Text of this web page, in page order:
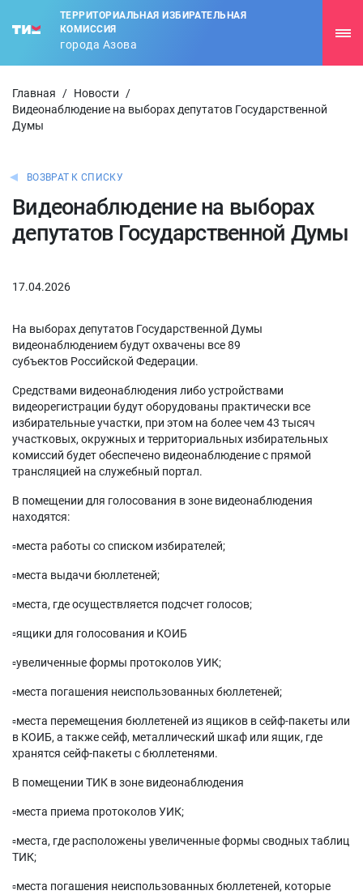
ТЕРРИТОРИАЛЬНАЯ ИЗБИРАТЕЛЬНАЯ
КОМИССИЯ
города Азова
Главная / Новости
/
Видеонаблюдение на выборах депутатов Государственной
Думы
ВОЗВРАТ К СПИСКУ
Видеонаблюдение на выборах
депутатов Государственной Думы
17.04.2026
На выборах депутатов Государственной Думы
видеонаблюдением будут охвачены все 89
субъектов Российской Федерации.
Средствами видеонаблюдения либо устройствами
видеорегистрации будут оборудованы практически все
избирательные участки, при этом на более чем 43 тысяч
участковых, окружных и территориальных избирательных
комиссий будет обеспечено видеонаблюдение с прямой
трансляцией на служебный портал.
В помещении для голосования в зоне видеонаблюдения
находятся:
▫️места работы со списком избирателей;
▫️места выдачи бюллетеней;
▫️места, где осуществляется подсчет голосов;
▫️ящики для голосования и КОИБ
▫️увеличенные формы протоколов УИК;
▫️места погашения неиспользованных бюллетеней;
▫️места перемещения бюллетеней из ящиков в сейф-пакеты или
в КОИБ, а также сейф, металлический шкаф или ящик, где
хранятся сейф-пакеты с бюллетенями.
В помещении ТИК в зоне видеонаблюдения
▫️места приема протоколов УИК;
▫️места, где расположены увеличенные формы сводных таблиц
ТИК;
▫️места погашения неиспользованных бюллетеней, которые